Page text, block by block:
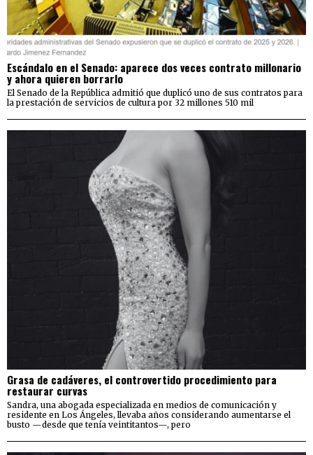
Escándalo en el Senado: aparece dos veces contrato millonario
y ahora quieren borrarlo
El Senado de la República admitió que duplicó uno de sus contratos para
la prestación de servicios de cultura por 32 millones 510 mil
Grasa de cadáveres, el controvertido procedimiento para
restaurar curvas
Sandra, una abogada especializada en medios de comunicación y
residente en Los Ángeles, llevaba años considerando aumentarse el
busto —desde que tenía veintitantos—, pero